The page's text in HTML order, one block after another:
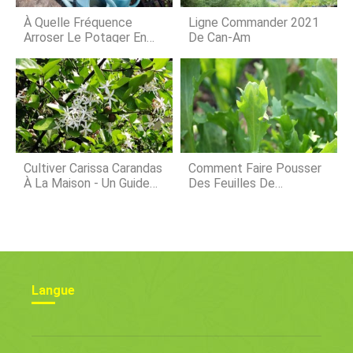
est souvent très amusant pour les
jardiniers déb
À Quelle Fréquence
Arroser Le Potager En
Ligne Commander 2021
De Can-Am
Cultiver Carissa Carandas
À La Maison - Un Guide
Comment Faire Pousser
Des Feuilles De
Langue